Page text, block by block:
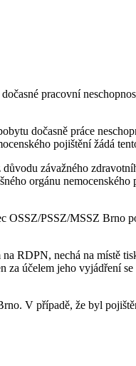
pracovní
dočasně práce
pojištění žádá
závažného
orgánu
OSSZ/PSSZ/MSSZ Brno
RDPN, nechá na místě
účelem jeho vyjádření
V případě, že byl